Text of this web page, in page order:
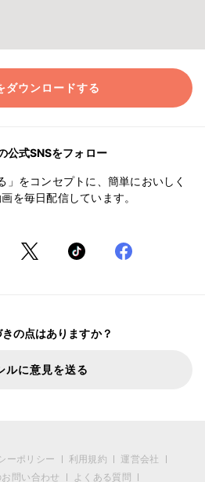
ダウンロードする
公式SNSをフォロー
」をコンセプトに、簡単においしく
を毎日配信しています。
の点はありますか？
ルに意見を送る
ーポリシー 利用規約
運営会社
問い合わせ
よくある質問